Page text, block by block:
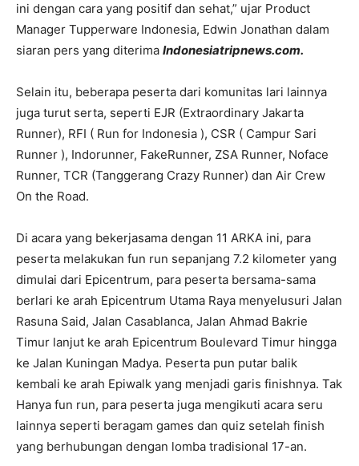
ini dengan cara yang positif dan sehat,” ujar Product
Manager Tupperware Indonesia, Edwin Jonathan dalam
siaran pers yang diterima Indonesiatripnews.com.
Selain itu, beberapa peserta dari komunitas lari lainnya
juga turut serta, seperti EJR (Extraordinary Jakarta
Runner), RFI ( Run for Indonesia ), CSR ( Campur Sari
Runner ), Indorunner, FakeRunner, ZSA Runner, Noface
Runner, TCR (Tanggerang Crazy Runner) dan Air Crew
On the Road.
Di acara yang bekerjasama dengan 11 ARKA ini, para
peserta melakukan fun run sepanjang 7.2 kilometer yang
dimulai dari Epicentrum, para peserta bersama-sama
berlari ke arah Epicentrum Utama Raya menyelusuri Jalan
Rasuna Said, Jalan Casablanca, Jalan Ahmad Bakrie
Timur lanjut ke arah Epicentrum Boulevard Timur hingga
ke Jalan Kuningan Madya. Peserta pun putar balik
kembali ke arah Epiwalk yang menjadi garis finishnya. Tak
Hanya fun run, para peserta juga mengikuti acara seru
lainnya seperti beragam games dan quiz setelah finish
yang berhubungan dengan lomba tradisional 17-an.